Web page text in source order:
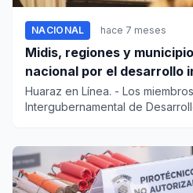
NACIONAL hace 7 meses
Midis, regiones y
nacional por el desarrollo
Huaraz en Línea. - Los
Intergubernamental de